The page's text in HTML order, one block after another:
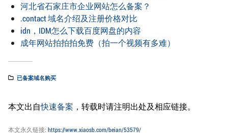
河北省石家庄市企业网站怎么备案？
.contact 域名介绍及注册价格对比
idn，IDM怎么下载百度网盘的内容
成年网站拍拍拍免费（拍一个视频有多难）
已备案域名购买
本文出自快速备案 ，转载时请注明出处及相应链接。
本文永久链接: https://www.xiaosb.com/beian/53579/